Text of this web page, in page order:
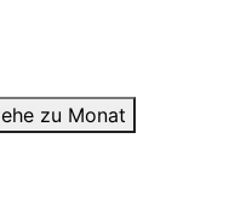
zu Monat